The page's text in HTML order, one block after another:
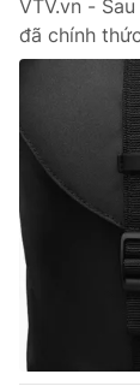
VTV.vn -
đã chính